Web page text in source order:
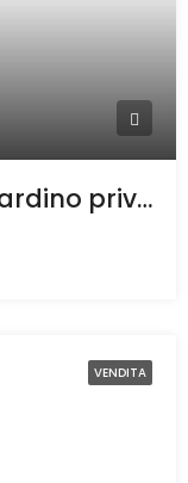
Ottimo due locali con giardino privato e box auto a Cesate
VENDITA